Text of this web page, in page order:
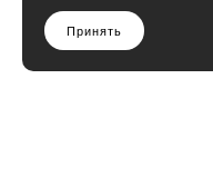
Принять